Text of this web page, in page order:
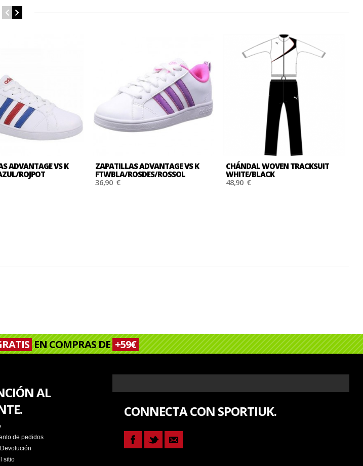
ADVANTAGE VS K
ROJPOT
ZAPATILLAS ADVANTAGE VS K
FTWBLA/ROSDES/ROSSOL
36,90 €
CHÁNDAL WOVEN TRACKSUIT
WHITE/BLACK
48,90 €
EN COMPRAS DE +59€
CONNECTA CON SPORTIUK.
AL
de pedidos
sitio